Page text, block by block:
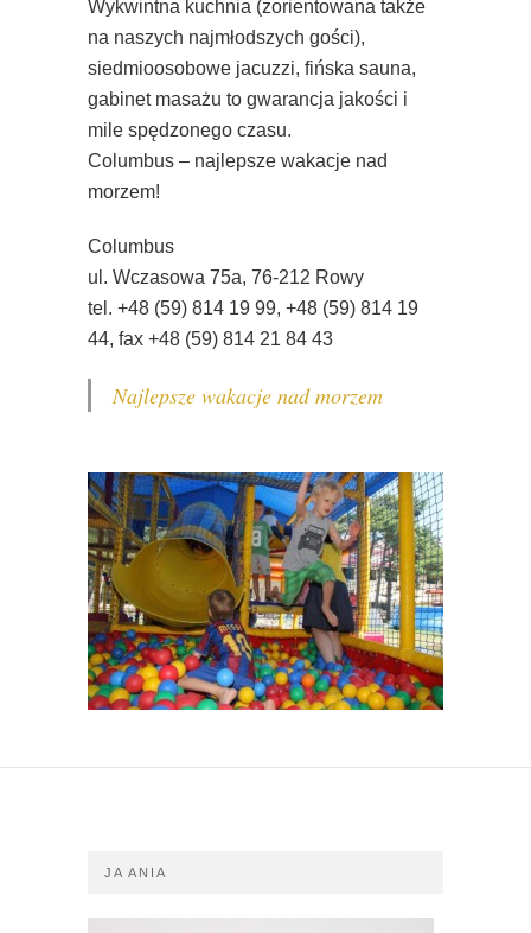
Wykwintna kuchnia (zorientowana także
na naszych najmłodszych gości),
siedmioosobowe jacuzzi, fińska sauna,
gabinet masażu to gwarancja jakości i
mile spędzonego czasu.
Columbus – najlepsze wakacje nad
morzem!
Columbus
ul. Wczasowa 75a, 76-212 Rowy
tel. +48 (59) 814 19 99, +48 (59) 814 19
44, fax +48 (59) 814 21 84 43
Najlepsze wakacje nad morzem
JA ANIA